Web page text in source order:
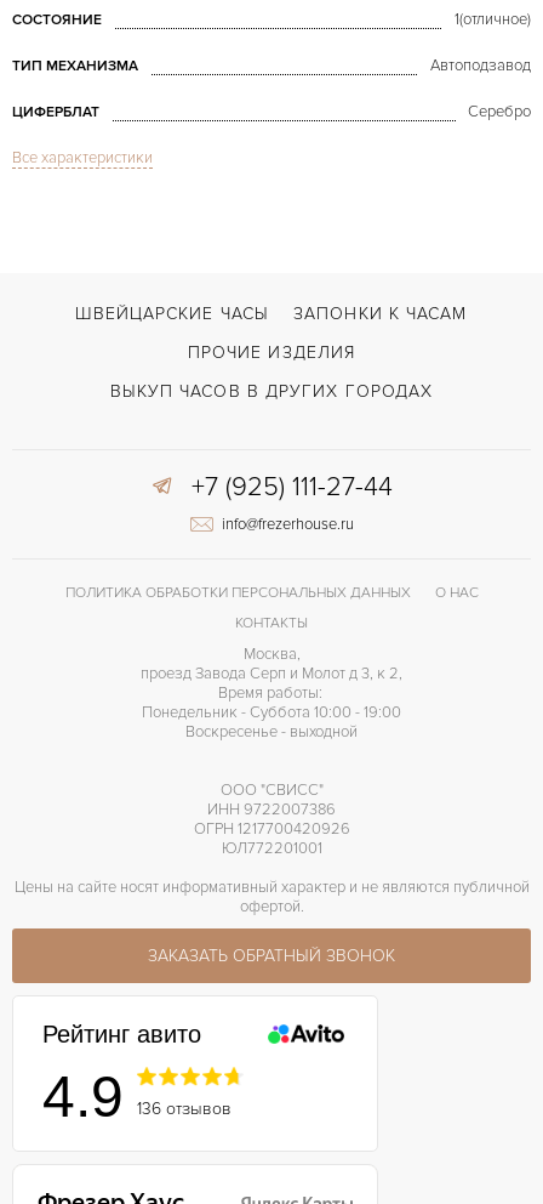
СОСТОЯНИЕ 1(отличное)
ТИП МЕХАНИЗМА Автоподзавод
ЦИФЕРБЛАТ Серебро
СТЕКЛО
ВОЗМОЖНОСТИ ДОСТАВКИ С документами, С футляром
Двойной сложности застежка
Все характеристики
ШВЕЙЦАРСКИЕ ЧАСЫ
ЗАПОНКИ К ЧАСАМ
ПРОЧИЕ ИЗДЕЛИЯ
ВЫКУП ЧАСОВ В ДРУГИХ ГОРОДАХ
+7 (925) 111-27-44
info@frezerhouse.ru
ПОЛИТИКА ОБРАБОТКИ ПЕРСОНАЛЬНЫХ ДАННЫХ
О НАС
КОНТАКТЫ
Москва,
проезд Завода Серп и Молот д 3, к 2,
Время работы:
Понедельник - Суббота 10:00 - 19:00
Воскресенье - выходной
ООО "СВИСС"
ИНН 9722007386
ОГРН 1217700420926
ЮЛ772201001
Цены на сайте носят информативный характер и не являются публичной
офертой.
ЗАКАЗАТЬ ОБРАТНЫЙ ЗВОНОК
Рейтинг авито
4.9 136 отзывов